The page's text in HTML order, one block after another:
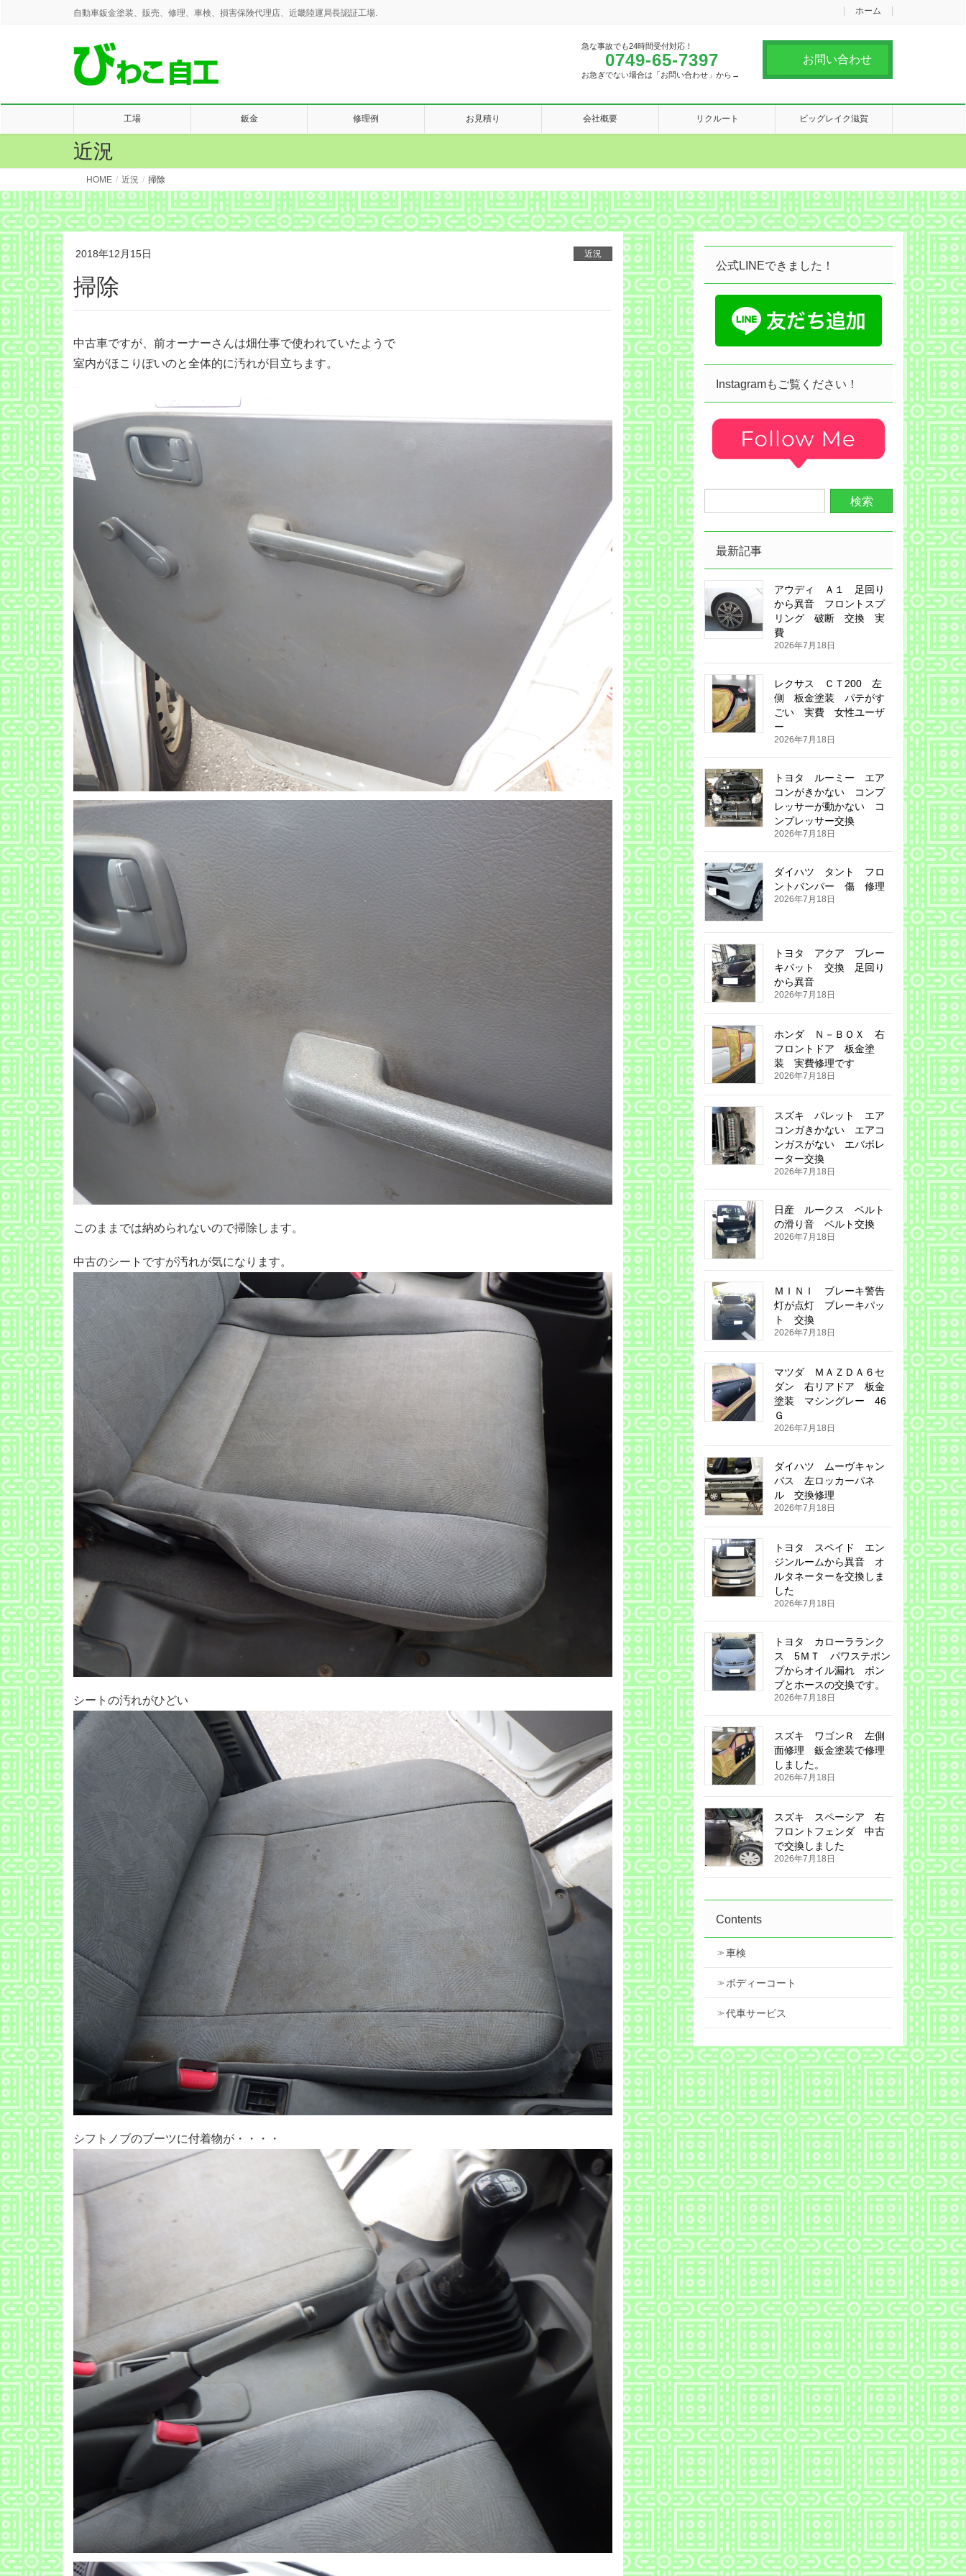
自動車鈑金塗装、販売、修理、車検、損害保険代理店、近畿陸運局長認証工場. ホーム
急な事故でも24時間受付対応！
0749-65-7397
お急ぎでない場合は「お問い合わせ」から→
お問い合わせ
工場 鈑金 修理例 お見積り 会社概要 リクルート ビッグレイク滋賀
近況
HOME 近況 掃除
2018年12月15日 近況
掃除
中古車ですが、前オーナーさんは畑仕事で使われていたようで
室内がほこりぽいのと全体的に汚れが目立ちます。
このままでは納められないので掃除します。
中古のシートですが汚れが気になります。
シートの汚れがひどい
シフトノブのブーツに付着物が・・・・
公式LINEできました！
Instagramもご覧ください！
最新記事
アウディ Ａ１ 足回り
から異音 フロントスプ
リング 破断 交換 実
費
2026年7月18日
レクサス ＣＴ200 左
側 板金塗装 パテがす
ごい 実費 女性ユーザ
ー
2026年7月18日
トヨタ ルーミー エア
コンがきかない コンプ
レッサーが動かない コ
ンプレッサー交換
2026年7月18日
ダイハツ タント フロ
ントバンパー 傷 修理
2026年7月18日
トヨタ アクア ブレー
キパット 交換 足回り
から異音
2026年7月18日
ホンダ Ｎ－ＢＯＸ 右
フロントドア 板金塗
装 実費修理です
2026年7月18日
スズキ パレット エア
コンガきかない エアコ
ンガスがない エバボレ
ーター交換
2026年7月18日
日産 ルークス ベルト
の滑り音 ベルト交換
2026年7月18日
ＭＩＮＩ ブレーキ警告
灯が点灯 ブレーキパッ
ト 交換
2026年7月18日
マツダ ＭＡＺＤＡ６セ
ダン 右リアドア 板金
塗装 マシングレー 46
Ｇ
2026年7月18日
ダイハツ ムーヴキャン
バス 左ロッカーパネ
ル 交換修理
2026年7月18日
トヨタ スペイド エン
ジンルームから異音 オ
ルタネーターを交換しま
した
2026年7月18日
トヨタ カローラランク
ス 5ＭＴ パワステポン
プからオイル漏れ ポン
プとホースの交換です。
2026年7月18日
スズキ ワゴンＲ 左側
面修理 鈑金塗装で修理
しました。
2026年7月18日
スズキ スペーシア 右
フロントフェンダ 中古
で交換しました
2026年7月18日
Contents
車検
ボディーコート
代車サービス